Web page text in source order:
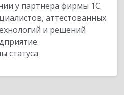
у партнера фирмы 1С.
аттестованных
и решений
статуса